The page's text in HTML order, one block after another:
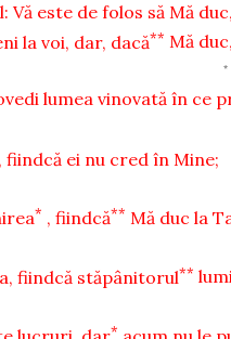
Vă este de folos să Mă
la voi, dar, dacă** Mă
*
lumea vinovată în ce
fiindcă ei nu cred în Mine;
* , fiindcă** Mă duc la
fiindcă stăpânitorul**
*